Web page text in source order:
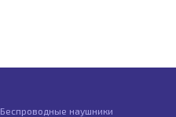
Беспроводные наушники